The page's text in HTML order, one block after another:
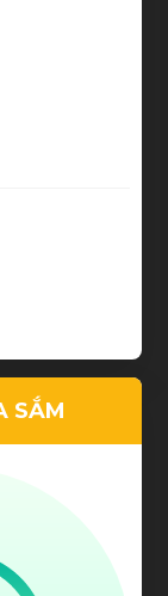
rẻ
SẮM